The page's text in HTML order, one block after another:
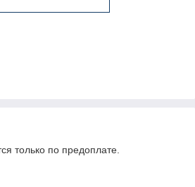
только по предоплате.